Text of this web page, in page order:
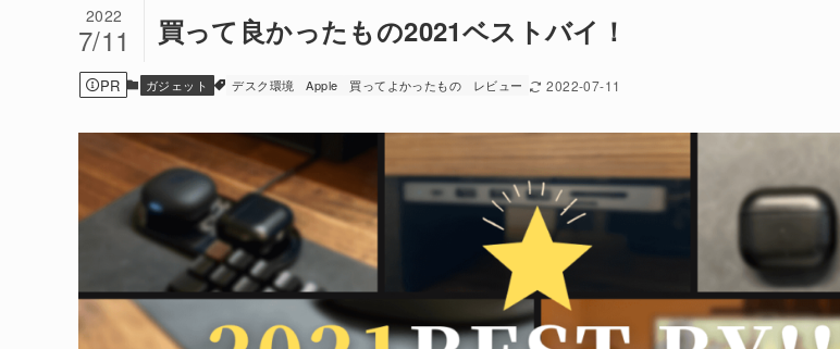
買って良かったもの2021ベストバイ！
2022
7/11
PR ガジェット デスク環境 Apple 買ってよかったもの レビュー 2022-07-11